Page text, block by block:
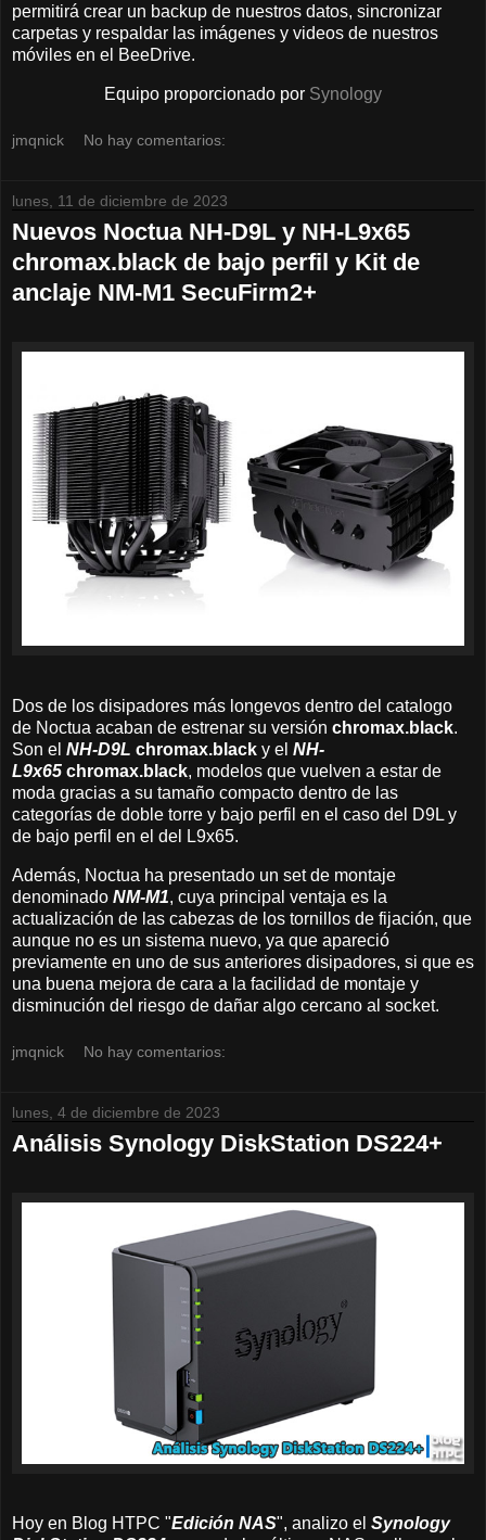
permitirá crear un backup de nuestros datos, sincronizar
carpetas y respaldar las imágenes y videos de nuestros
móviles en el BeeDrive.
Equipo proporcionado por Synology
jmqnick No hay comentarios:
lunes, 11 de diciembre de 2023
Nuevos Noctua NH-D9L y NH-L9x65
chromax.black de bajo perfil y Kit de
anclaje NM-M1 SecuFirm2+
Dos de los disipadores más longevos dentro del catalogo
de Noctua acaban de estrenar su versión chromax.black.
Son el NH-D9L chromax.black y el NH-
L9x65 chromax.black, modelos que vuelven a estar de
moda gracias a su tamaño compacto dentro de las
categorías de doble torre y bajo perfil en el caso del D9L y
de bajo perfil en el del L9x65.
Además, Noctua ha presentado un set de montaje
denominado NM-M1, cuya principal ventaja es la
actualización de las cabezas de los tornillos de fijación, que
aunque no es un sistema nuevo, ya que apareció
previamente en uno de sus anteriores disipadores, si que es
una buena mejora de cara a la facilidad de montaje y
disminución del riesgo de dañar algo cercano al socket.
jmqnick No hay comentarios:
lunes, 4 de diciembre de 2023
Análisis Synology DiskStation DS224+
Hoy en Blog HTPC "Edición NAS", analizo el Synology